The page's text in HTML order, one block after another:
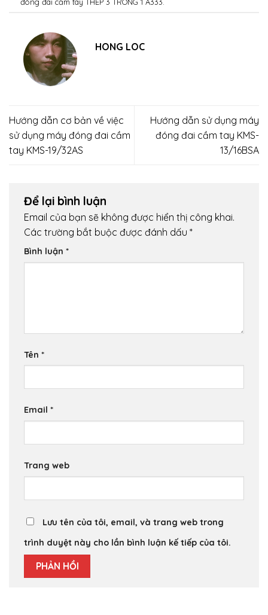
HONG LOC
Hướng dẫn cơ bản về việc
sử dụng máy đóng đai cầm
tay KMS-19/32AS
Hướng dẫn sử dụng máy
đóng đai cầm tay KMS-
13/16BSA
Để lại bình luận
Email của bạn sẽ không được hiển thị công khai.
Các trường bắt buộc được đánh dấu *
Bình luận *
Tên *
Email *
Trang web
Lưu tên của tôi, email, và trang web trong
trình duyệt này cho lần bình luận kế tiếp của tôi.